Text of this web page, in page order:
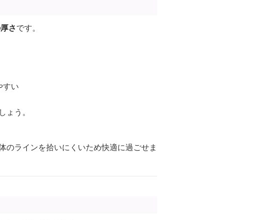
さです。
すい
う。
ラインを拾いにくいため快適に過ごせま